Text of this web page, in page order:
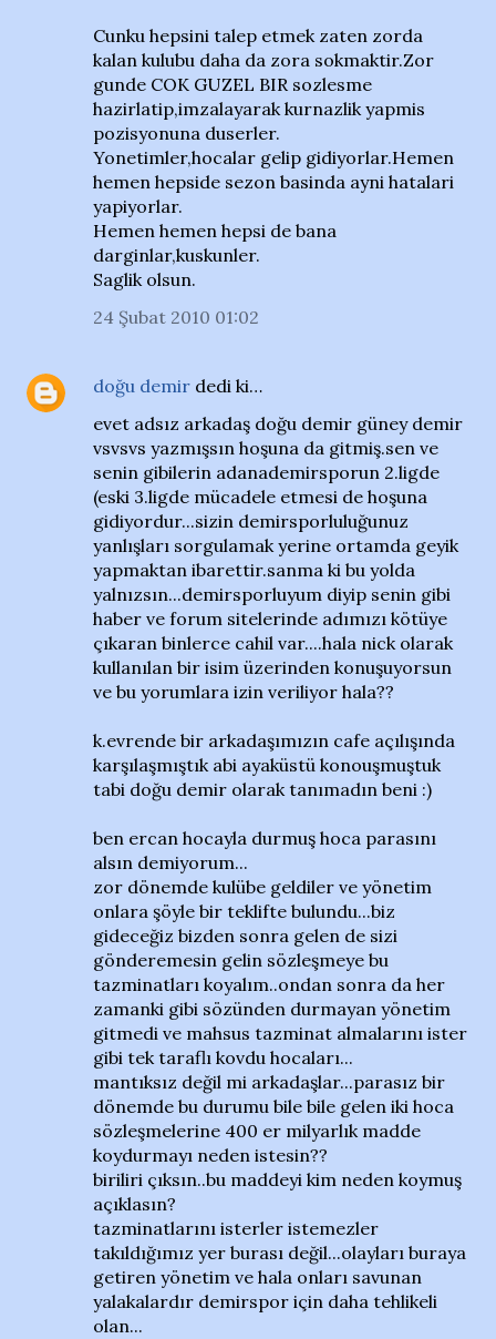
Cunku hepsini talep etmek zaten zorda
kalan kulubu daha da zora sokmaktir.Zor
gunde COK GUZEL BIR sozlesme
hazirlatip,imzalayarak kurnazlik yapmis
pozisyonuna duserler.
Yonetimler,hocalar gelip gidiyorlar.Hemen
hemen hepside sezon basinda ayni hatalari
yapiyorlar.
Hemen hemen hepsi de bana
darginlar,kuskunler.
Saglik olsun.
24 Şubat 2010 01:02
doğu demir dedi ki…
evet adsız arkadaş doğu demir güney demir
vsvsvs yazmışsın hoşuna da gitmiş.sen ve
senin gibilerin adanademirsporun 2.ligde
(eski 3.ligde mücadele etmesi de hoşuna
gidiyordur...sizin demirsporluluğunuz
yanlışları sorgulamak yerine ortamda geyik
yapmaktan ibarettir.sanma ki bu yolda
yalnızsın...demirsporluyum diyip senin gibi
haber ve forum sitelerinde adımızı kötüye
çıkaran binlerce cahil var....hala nick olarak
kullanılan bir isim üzerinden konuşuyorsun
ve bu yorumlara izin veriliyor hala??
k.evrende bir arkadaşımızın cafe açılışında
karşılaşmıştık abi ayaküstü konouşmuştuk
tabi doğu demir olarak tanımadın beni :)
ben ercan hocayla durmuş hoca parasını
alsın demiyorum...
zor dönemde kulübe geldiler ve yönetim
onlara şöyle bir teklifte bulundu...biz
gideceğiz bizden sonra gelen de sizi
gönderemesin gelin sözleşmeye bu
tazminatları koyalım..ondan sonra da her
zamanki gibi sözünden durmayan yönetim
gitmedi ve mahsus tazminat almalarını ister
gibi tek taraflı kovdu hocaları...
mantıksız değil mi arkadaşlar...parasız bir
dönemde bu durumu bile bile gelen iki hoca
sözleşmelerine 400 er milyarlık madde
koydurmayı neden istesin??
biriliri çıksın..bu maddeyi kim neden koymuş
açıklasın?
tazminatlarını isterler istemezler
takıldığımız yer burası değil...olayları buraya
getiren yönetim ve hala onları savunan
yalakalardır demirspor için daha tehlikeli
olan...